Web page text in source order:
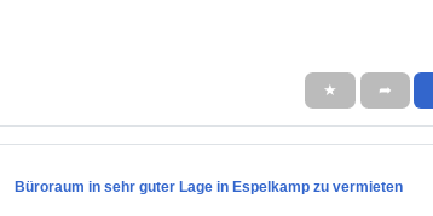
★ ➦
Büroraum in sehr guter Lage in Espelkamp zu vermieten